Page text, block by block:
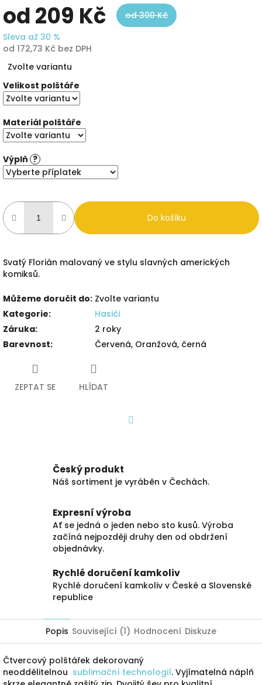
od209 Kč
od 300 Kč
Sleva až 30 %
od 172,73 Kč bez DPH
cena:
Zvolte variantu
Velikost polštáře
Materiál polštáře
Výplň ?
Do košíku
Svatý Florián malovaný ve stylu slavných amerických
komiksů.
Můžeme doručit do: Zvolte variantu
Kategorie:
Hasiči
Záruka:
2 roky
Barevnost: Červená, Oranžová, černá
ZEPTAT SE HLÍDAT
Český produkt
Náš sortiment je vyráběn v Čechách.
Expresní výroba
Ať se jedná o jeden nebo sto kusů. Výroba
začíná nejpozději druhy den od obdržení
objednávky.
Rychlé doručení kamkoliv
Rychlé doručení kamkoliv v České a Slovenské
republice
Popis Související (1) Hodnocení Diskuze
Čtvercový polštářek dekorovaný
neoddělitelnou sublimační technologií. Vyjímatelná náplň